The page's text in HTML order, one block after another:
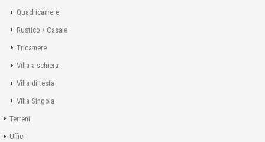
Quadricamere
Rustico / Casale
Tricamere
Villa a schiera
Villa di testa
Villa Singola
Terreni
Uffici